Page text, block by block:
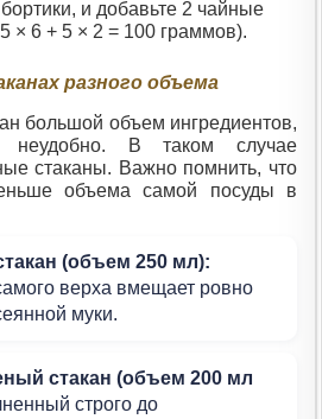
и добавьте 2 чайные
× 6 + 5 × 2 = 100 граммов).
разного объема
большой объем ингредиентов,
неудобно. В таком случае
стаканы. Важно помнить, что
объема самой посуды в
(объем 250 мл):
верха вмещает ровно
муки.
стакан (объем 200 мл
строго до